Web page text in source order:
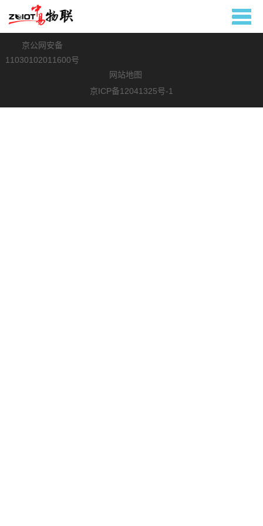
Copyright © 2008 - 2019
All Rights
京公网安备
11030102011600号
网站地图
京ICP备12041325号-1